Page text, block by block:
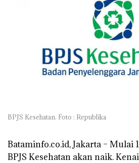
BPJS Kesehatan. Foto : Republika
Bataminfo.co.id, Jakarta – Mulai
BPJS Kesehatan akan naik.